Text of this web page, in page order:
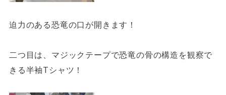
迫力のある恐竜の口が開きます！
二つ目は、マジックテープで恐竜の骨の構造を観察で
きる半袖Tシャツ！